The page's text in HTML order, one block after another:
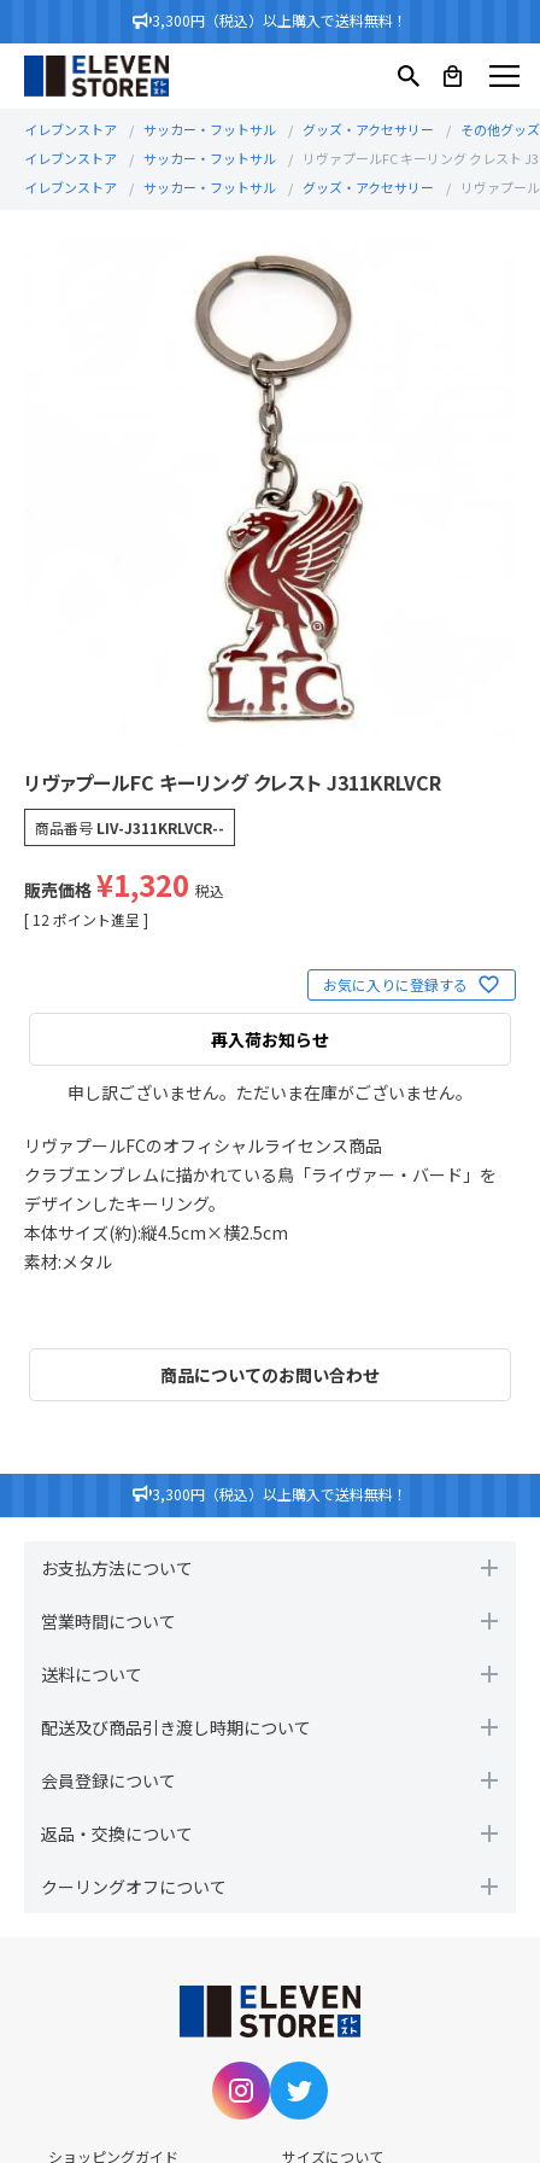
3,300円（税込）以上購入で送料無料！
イレブンストア サッカー・フットサル グッズ・アクセサリー
その他グッズ
イレブンストア
サッカー・フットサル
リヴァプールFC キーリング クレスト
イレブンストア
サッカー・フットサル グッズ・アクセサリー リヴァプー
リヴァプールFC キーリング クレスト J311KRLVCR
商品番号 LIV-J311KRLVCR--
販売価格 ¥1,320 税込
[ 12 ポイント進呈 ]
お気に入りに登録する
再入荷お知らせ
申し訳ございません。ただいま在庫がございません。
リヴァプールFCのオフィシャルライセンス商品
クラブエンブレムに描かれている鳥「ライヴァー・バード」を
デザインしたキーリング。
本体サイズ(約):縦4.5cm×横2.5cm
素材:メタル
商品についてのお問い合わせ
3,300円（税込）以上購入で送料無料！
お支払方法について
営業時間について
送料について
配送及び商品引き渡し時期について
会員登録について
返品・交換について
クーリングオフについて
ショッピングガイド サイズについて